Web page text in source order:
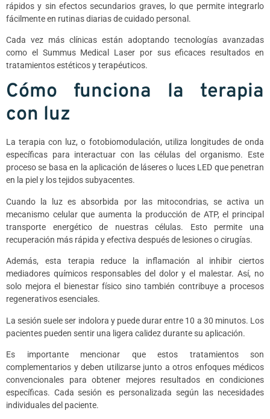
rápidos y sin efectos secundarios graves, lo que permite integrarlo
fácilmente en rutinas diarias de cuidado personal.
Cada vez más clínicas están adoptando tecnologías avanzadas
como el Summus Medical Laser por sus eficaces resultados en
tratamientos estéticos y terapéuticos.
Cómo funciona la terapia
con luz
La terapia con luz, o fotobiomodulación, utiliza longitudes de onda
específicas para interactuar con las células del organismo. Este
proceso se basa en la aplicación de láseres o luces LED que penetran
en la piel y los tejidos subyacentes.
Cuando la luz es absorbida por las mitocondrias, se activa un
mecanismo celular que aumenta la producción de ATP, el principal
transporte energético de nuestras células. Esto permite una
recuperación más rápida y efectiva después de lesiones o cirugías.
Además, esta terapia reduce la inflamación al inhibir ciertos
mediadores químicos responsables del dolor y el malestar. Así, no
solo mejora el bienestar físico sino también contribuye a procesos
regenerativos esenciales.
La sesión suele ser indolora y puede durar entre 10 a 30 minutos. Los
pacientes pueden sentir una ligera calidez durante su aplicación.
Es importante mencionar que estos tratamientos son
complementarios y deben utilizarse junto a otros enfoques médicos
convencionales para obtener mejores resultados en condiciones
específicas. Cada sesión es personalizada según las necesidades
individuales del paciente.